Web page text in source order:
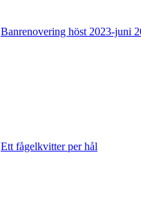
Banrenovering höst 2023-juni
Ett fågelkvitter per hål